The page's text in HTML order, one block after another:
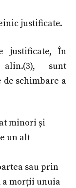
justificate.
justificate, În
sunt
schimbare a
minori și
un alt
sau prin
a morții unuia